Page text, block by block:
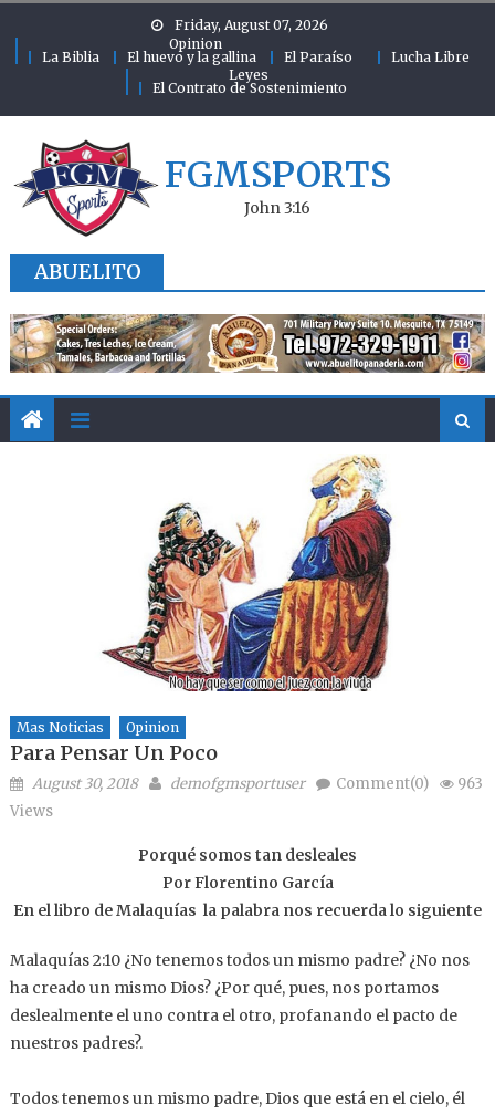
Friday, August 07, 2026
Opinion
La Biblia
El huevo y la gallina El Paraíso
Lucha Libre
Leyes
El Contrato de Sostenimiento
FGMSPORTS
John 3:16
ABUELITO
Mas Noticias Opinion
Para Pensar Un Poco
Posted on
August 30, 2018 Author
demofgmsportuser Comment(0)
963
Views
Porqué somos tan desleales
Por Florentino García
En el libro de Malaquías la palabra nos recuerda lo siguiente
Malaquías 2:10 ¿No tenemos todos un mismo padre? ¿No nos
ha creado un mismo Dios? ¿Por qué, pues, nos portamos
deslealmente el uno contra el otro, profanando el pacto de
nuestros padres?.
Todos tenemos un mismo padre, Dios que está en el cielo, él